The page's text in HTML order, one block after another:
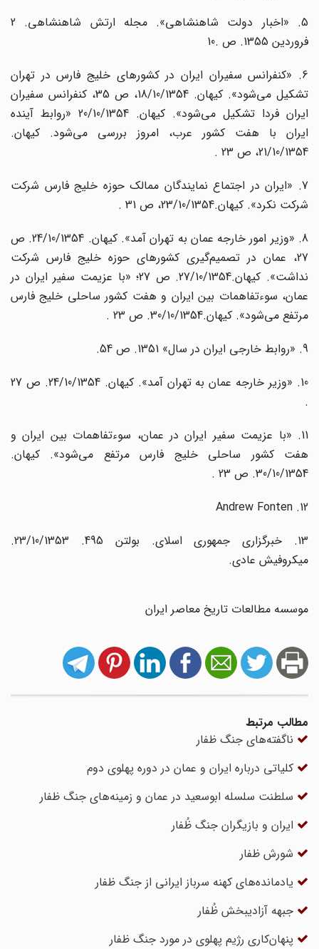
5. «اخبار دولت شاهنشاهی». مجله ارتش شاهنشاهی. 2
فروردین 1355. ص .10
6. «کنفرانس سفیران ایران در کشورهای خلیج فارس در تهران
تشکیل می‌شود». کیهان. 18/10/1354، ص 35، کنفرانس سفیران
ایران فردا تشکیل می‌شود». کیهان. 20/10/1354 «روابط آینده
ایران با هفت کشور عرب، امروز بررسی می‌شود. کیهان.
21/10/1354، ص 23 .
7. «ایران در اجتماع نمایندگان ممالک حوزه خلیج فارس شرکت
شرکت نکرد». کیهان.23/10/1354، ص 31 .
8. «وزیر امور خارجه عمان به تهران آمد». کیهان. 24/10/1354. ص
27، عمان در تصمیم‌گیری کشورهای حوزه خلیج فارس شرکت
نداشت». کیهان.27/10/1354. ص 27؛ «با عزیمت سفیر ایران در
عمان، سوءتفاهمات بین ایران و هفت کشور ساحلی خلیج فارس
مرتفع می‌شود». کیهان.30/10/1354. ص 23 .
10. «وزیر خارجه عمان به تهران آمد». کیهان. 24/10/1354. ص 27
11. «با عزیمت سفیر ایران در عمان، سوءتفاهمات بین ایران و
هفت کشور ساحلی خلیج فارس مرتفع می‌شود». کیهان.
30/10/1354. ص 23 .
13. خبرگزاری جمهوری اسلای. بولتن 495. 23/10/1353.
میکروفیش عادی.
موسسه مطالعات تاریخ معاصر ایران
مطالب مرتبط
ناگفته‌های جنگ ظفار
کلیاتی درباره ایران و عمان در دوره پهلوی دوم
سلطنت سلسله ابوسعید در عمان و زمینه‌های جنگ ظفار
‌ایران‌ و بازیگران‌ جنگ‌ ظُفار
شورش ظفار
یادمانده‌های کهنه ‌سرباز ایرانی از جنگ ظفار
جبهه آزادیبخش ظُفار
پنهان‌کاری رژیم پهلوی در مورد جنگ ظفار